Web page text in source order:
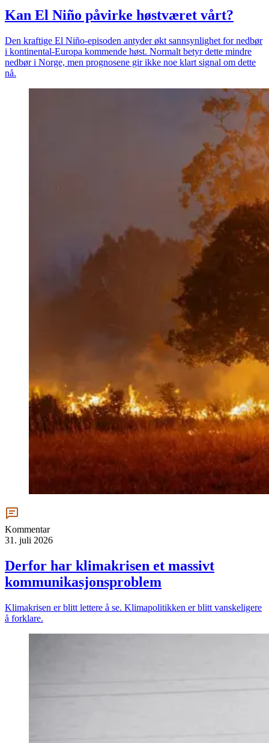
Kan El Niño påvirke høstværet vårt?
Den kraftige El Niño-episoden antyder økt sannsynlighet for nedbør
i kontinental-Europa kommende høst. Normalt betyr dette mindre
nedbør i Norge, men prognosene gir ikke noe klart signal om dette
nå.
Kommentar
31. juli 2026
Derfor har klimakrisen et massivt
kommunikasjons­problem
Klimakrisen er blitt lettere å se. Klimapolitikken er blitt vanskeligere
å forklare.